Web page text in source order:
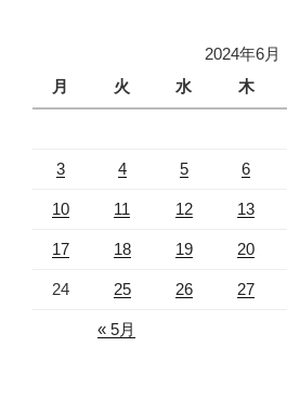
2024年6月
月
火 水 木
3 4 5 6
10 11 12 13
17 18 19 20
24 25 26 27
« 5月